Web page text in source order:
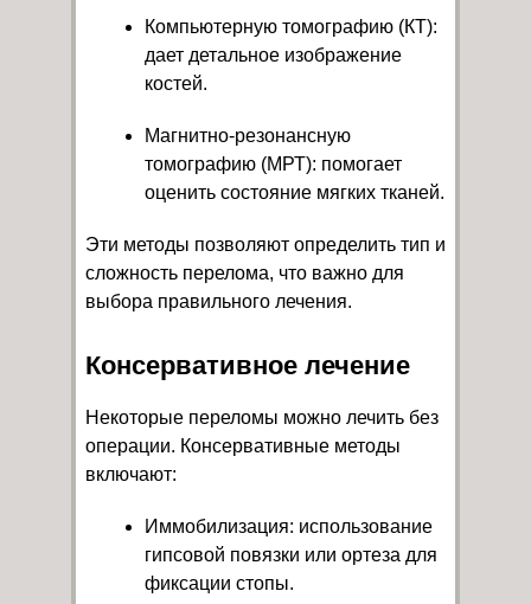
Компьютерную томографию (КТ):
дает детальное изображение
костей.
Магнитно-резонансную
томографию (МРТ): помогает
оценить состояние мягких тканей.
Эти методы позволяют определить тип и
сложность перелома, что важно для
выбора правильного лечения.
Консервативное лечение
Некоторые переломы можно лечить без
операции. Консервативные методы
включают:
Иммобилизация: использование
гипсовой повязки или ортеза для
фиксации стопы.